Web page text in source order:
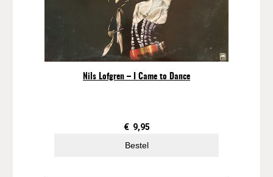
Nils Lofgren – I Came to Dance
€ 9,95
Bestel